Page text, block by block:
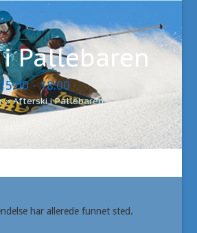
Pallebaren
- 18:00
»Afterski i Pallebaren
har allerede funnet sted.